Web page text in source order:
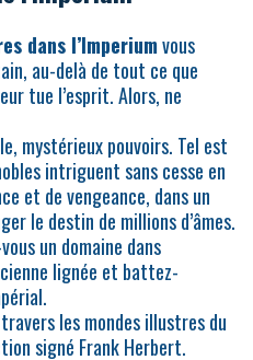
dans l’Imperiumvous
au-delà de tout ce que
tue l’esprit. Alors, ne
mystérieux pouvoirs. Tel est
intriguent sans cesse en
et de vengeance, dans un
le destin de millions d’âmes.
un domaine dans
lignée et battez-
les mondes illustres du
signé Frank Herbert.